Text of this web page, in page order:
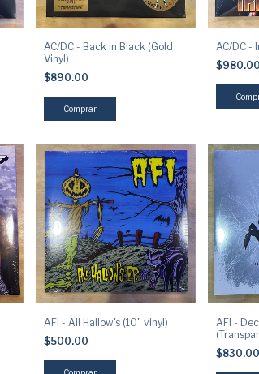
AC/DC - Back in Black (Gold
Vinyl)
$890.00
AC/DC -
$980.00
AFI - All Hallow's (10" vinyl)
$500.00
AFI -
$830.00